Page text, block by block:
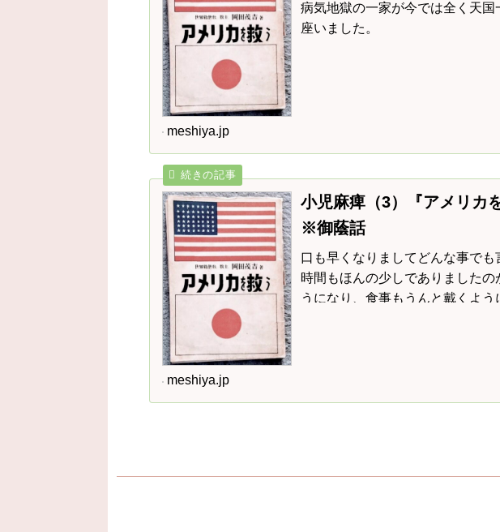
病気地獄の一家が今では全く天
座いました。
meshiya.jp
小児麻痺（3）『アメリカ
※御蔭話
口も早くなりましてどんな事で
時間もほんの少しでありました
うになり、食事もうんと戴くよ
meshiya.jp